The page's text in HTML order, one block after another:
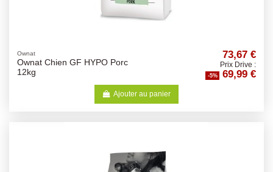
Ownat
Ownat Chien GF HYPO Porc
12kg
73,67 €
Prix Drive :
-5% 69,99 €
Ajouter au panier